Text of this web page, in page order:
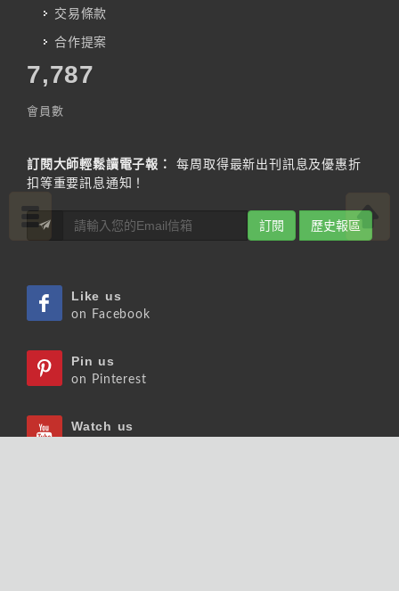
交易條款
合作提案
7,787
會員數
訂閱大師輕鬆讀電子報：
每周取得最新出刊訊息及優惠折
扣等重要訊息通知！
訂閱 歷史報區
Like us
on Facebook
Pin us
on Pinterest
Watch us